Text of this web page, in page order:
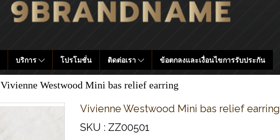
บริการ โปรโมชั่น ติดต่อเรา ข้อตกลงและเงื่อนไขการรับประกัน
Vivienne Westwood Mini bas relief earring
Vivienne Westwood Mini bas relief earring
SKU : ZZ00501